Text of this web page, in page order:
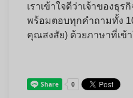
เราเข้าใจดีว่าเจ้าของธุร
พร้อมตอบทุกคำถามทั้ง
คุณสงสัย) ด้วยภาษาที่เข้